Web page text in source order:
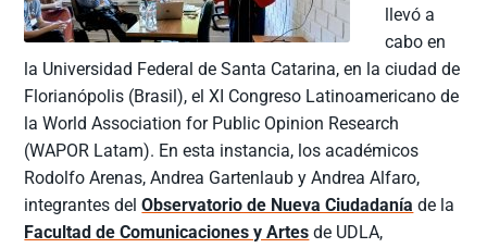
llevó a
cabo en
la Universidad Federal de Santa Catarina, en la ciudad de
Florianópolis (Brasil), el XI Congreso Latinoamericano de
la World Association for Public Opinion Research
(WAPOR Latam). En esta instancia, los académicos
Rodolfo Arenas, Andrea Gartenlaub y Andrea Alfaro,
integrantes delObservatorio de Nueva Ciudadanía de la
Facultad de Comunicaciones y Artes de UDLA,